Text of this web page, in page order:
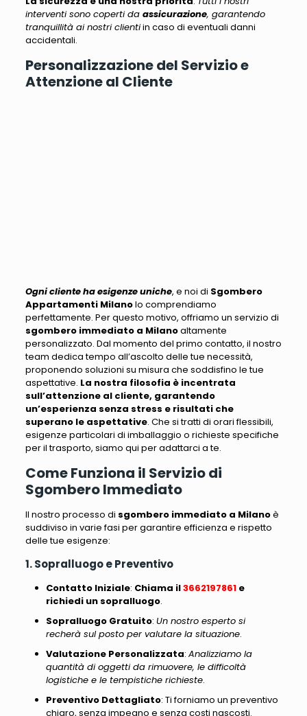
interventi sono coperti da assicurazione, garantendo
tranquillità ai nostri clientiin caso di eventuali danni
accidentali.
Personalizzazione del Servizio e
Attenzione al Cliente
Ogni cliente ha esigenze uniche, e noi di Sgombero
Appartamenti Milanolo comprendiamo
perfettamente. Per questo motivo, offriamo un servizio di
sgombero immediato a Milanoaltamente
personalizzato. Dal momento del primo contatto, il nostro
team dedica tempo all’ascolto delle tue necessità,
proponendo soluzioni su misura che soddisfino le tue
aspettative. La nostra filosofia è incentrata
sull’attenzione al cliente, garantendo
un’esperienza senza stress e risultati che
superano le aspettative. Che si tratti di orari flessibili,
esigenze particolari di imballaggio o richieste specifiche
per il trasporto, siamo qui per adattarci a te.
Come Funziona il Servizio di
Sgombero Immediato
Il nostro processo di sgombero immediato a Milanoè
suddiviso in varie fasi per garantire efficienza e rispetto
delle tue esigenze:
1. Sopralluogo e Preventivo
Contatto Iniziale: Chiama il3662197861e
richiedi un sopralluogo.
Sopralluogo Gratuito: Un nostro esperto si
recherà sul posto per valutare la situazione.
Valutazione Personalizzata: Analizziamo la
quantità di oggetti da rimuovere, le difficoltà
logistiche e le tempistiche richieste.
Preventivo Dettagliato: Ti forniamo un preventivo
chiaro, senza impegno e senza costi nascosti.